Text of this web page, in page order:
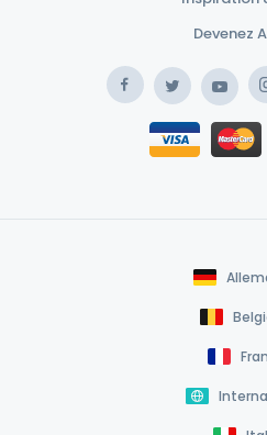
Devenez
FacebookTwitter
Safe